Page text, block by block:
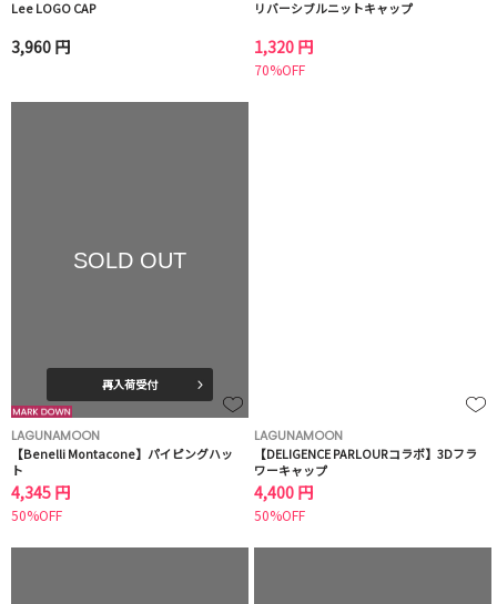
Lee LOGO CAP
3,960 円
リバーシブルニットキャップ
1,320 円
70%OFF
SOLD OUT
再入荷受付
LAGUNAMOON
【Benelli Montacone】パイピングハッ
ト
4,345 円
50%OFF
LAGUNAMOON
【DELIGENCE PARLOURコラボ】3Dフラ
ワーキャップ
4,400 円
50%OFF